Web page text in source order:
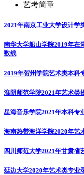
艺考简章
2021年南京工业大学设计学
南华大学船山学院2019年在
数线
2019年贺州学院艺术类本科
淮阴师范学院2021年艺术类
星海音乐学院2021年本科专
海南热带海洋学院2020年艺
四川师范大学2021年甘肃省
延边大学2020年艺术类专业